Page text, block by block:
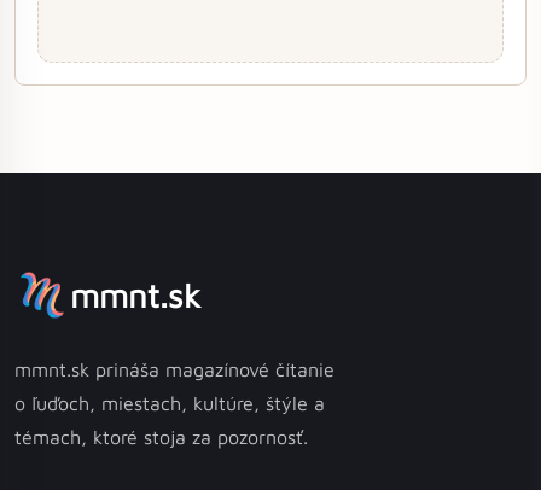
mmnt.sk
mmnt.sk prináša magazínové čítanie
o ľuďoch, miestach, kultúre, štýle a
témach, ktoré stoja za pozornosť.